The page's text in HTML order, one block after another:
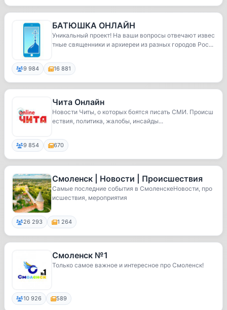
БАТЮШКА ОНЛАЙН
Уникальный проект! На ваши вопросы отвечают извес
тные священники и архиереи из разных городов Рос...
9 984 16 881
Чита Онлайн
Новости Читы, о которых боятся писать СМИ. Происш
ествия, политика, жалобы, инсайды...
9 854 670
Смоленск | Новости | Происшествия
Самые последние события в СмоленскеНовости, про
исшествия, мероприятия
26 293 1 264
Смоленск №1
Только самое важное и интересное про Смоленск!
10 926 589